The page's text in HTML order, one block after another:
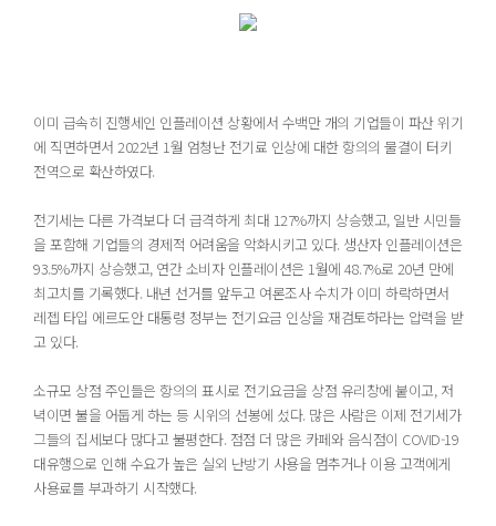
이미 급속히 진행세인 인플레이션 상황에서 수백만 개의 기업들이 파산 위기
에 직면하면서 2022년 1월 엄청난 전기료 인상에 대한 항의의 물결이 터키
전역으로 확산하였다.
전기세는 다른 가격보다 더 급격하게 최대 127%까지 상승했고, 일반 시민들
을 포함해 기업들의 경제적 어려움을 악화시키고 있다. 생산자 인플레이션은
93.5%까지 상승했고, 연간 소비자 인플레이션은 1월에 48.7%로 20년 만에
최고치를 기록했다. 내년 선거를 앞두고 여론조사 수치가 이미 하락하면서
레젭 타입 에르도안 대통령 정부는 전기요금 인상을 재검토하라는 압력을 받
고 있다.
소규모 상점 주인들은 항의의 표시로 전기요금을 상점 유리창에 붙이고, 저
녁이면 불을 어둡게 하는 등 시위의 선봉에 섰다. 많은 사람은 이제 전기세가
그들의 집세보다 많다고 불평한다. 점점 더 많은 카페와 음식점이 COVID-19
대유행으로 인해 수요가 높은 실외 난방기 사용을 멈추거나 이용 고객에게
사용료를 부과하기 시작했다.